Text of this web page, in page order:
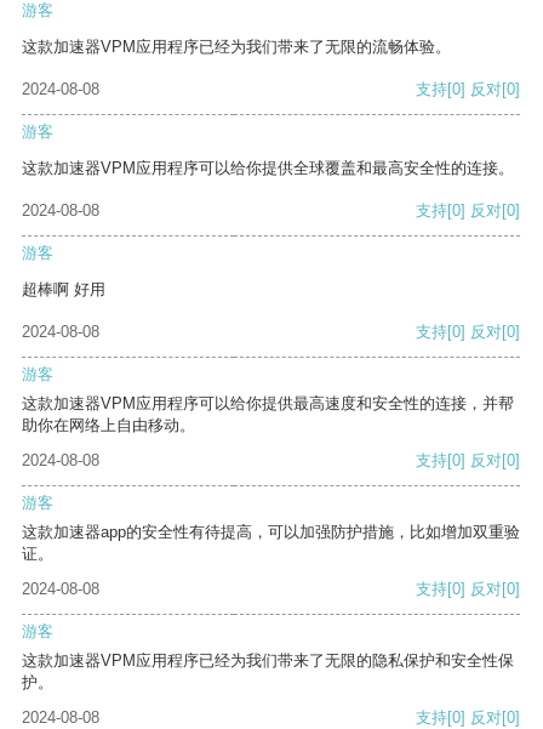
游客
这款加速器VPM应用程序已经为我们带来了无限的流畅体验。
2024-08-08 支持[0] 反对[0]
游客
这款加速器VPM应用程序可以给你提供全球覆盖和最高安全性的连接。
2024-08-08 支持[0] 反对[0]
游客
超棒啊 好用
2024-08-08 支持[0] 反对[0]
游客
这款加速器VPM应用程序可以给你提供最高速度和安全性的连接，并帮
助你在网络上自由移动。
2024-08-08
支持[0] 反对[0]
游客
这款加速器app的安全性有待提高，可以加强防护措施，比如增加双重验
证。
2024-08-08
支持[0] 反对[0]
游客
这款加速器VPM应用程序已经为我们带来了无限的隐私保护和安全性保
护。
2024-08-08
支持[0] 反对[0]